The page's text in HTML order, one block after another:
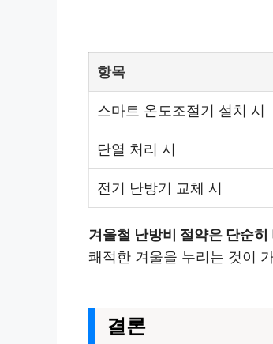
항목
스마트 온도조절기 설치 시
단열 처리 시
전기 난방기 교체 시
겨울철 난방비 절약은 단순
쾌적한 겨울을 누리는 것이
결론